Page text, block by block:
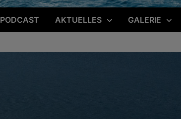
PODCAST AKTUELLES GALERIE